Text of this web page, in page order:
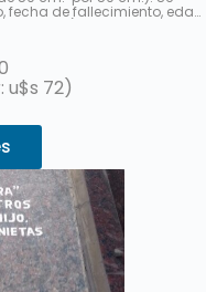
fecha de fallecimiento, edad
foto una vez finalizado el
con MercadoPago.
u$s 72)